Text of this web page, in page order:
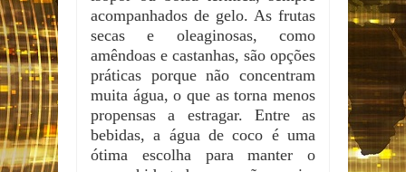
acompanhados de gelo. As frutas
secas e oleaginosas, como
amêndoas e castanhas, são opções
práticas porque não concentram
muita água, o que as torna menos
propensas a estragar. Entre as
bebidas, a água de coco é uma
ótima escolha para manter o